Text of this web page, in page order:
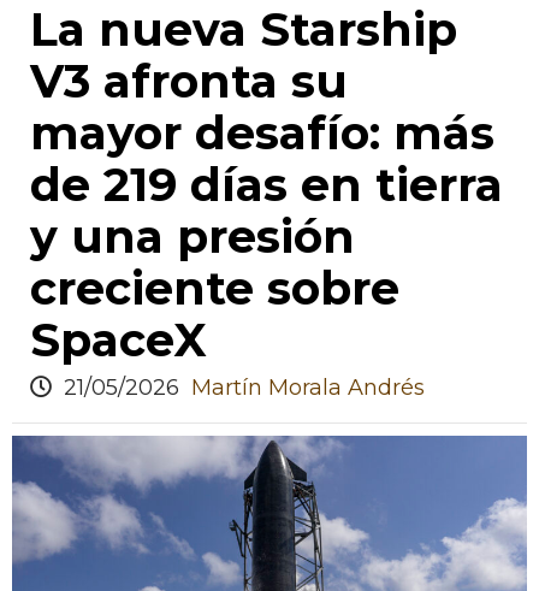
La nueva Starship
V3 afronta su
mayor desafío: más
de 219 días en tierra
y una presión
creciente sobre
SpaceX
21/05/2026 Martín Morala Andrés